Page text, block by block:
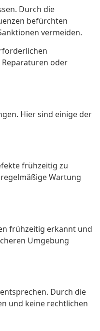
Durch die
befürchten
vermeiden.
oder
Hier sind einige der
frühzeitig zu
Wartung
frühzeitig erkannt und
Umgebung
Durch die
und keine rechtlichen